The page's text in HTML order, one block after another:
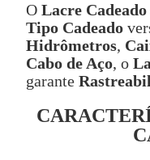
O Lacre Cadeado
Tipo Cadeado
Hidrômetros,
Cabo de Aço, o
garante